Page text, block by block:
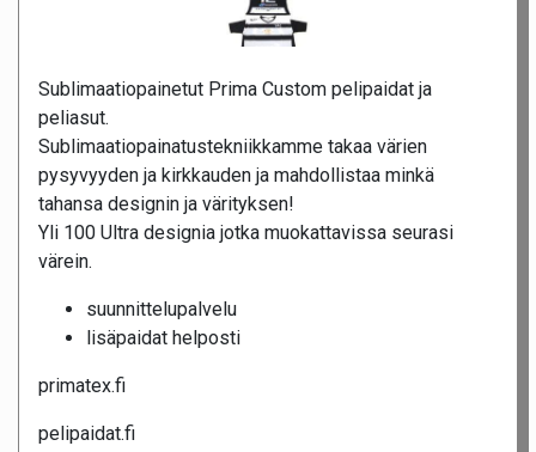
Sublimaatiopainetut Prima Custom pelipaidat ja
peliasut.
Sublimaatiopainatustekniikkamme takaa värien
pysyvyyden ja kirkkauden ja mahdollistaa minkä
tahansa designin ja värityksen!
Yli 100 Ultra designia jotka muokattavissa seurasi
värein.
suunnittelupalvelu
lisäpaidat helposti
primatex.fi
pelipaidat.fi